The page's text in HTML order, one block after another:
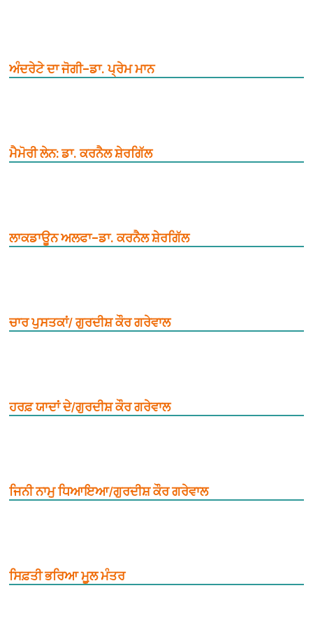
ਅੰਦਰੇਟੇ ਦਾ ਜੋਗੀ–ਡਾ. ਪ੍ਰੇਮ ਮਾਨ
ਮੈਮੋਰੀ ਲੇਨ: ਡਾ. ਕਰਨੈਲ ਸ਼ੇਰਗਿੱਲ
ਲਾਕਡਾਊਨ ਅਲਫਾ–ਡਾ. ਕਰਨੈਲ ਸ਼ੇਰਗਿੱਲ
ਚਾਰ ਪੁਸਤਕਾਂ/ ਗੁਰਦੀਸ਼ ਕੌਰ ਗਰੇਵਾਲ
ਹਰਫ਼ ਯਾਦਾਂ ਦੇ/ਗੁਰਦੀਸ਼ ਕੌਰ ਗਰੇਵਾਲ
ਜਿਨੀ ਨਾਮੁ ਧਿਆਇਆ/ਗੁਰਦੀਸ਼ ਕੌਰ ਗਰੇਵਾਲ
ਸਿਫ਼ਤੀ ਭਰਿਆ ਮੂ਼ਲ ਮੰਤਰ